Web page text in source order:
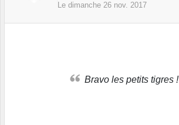
Le dimanche 26 nov. 2017
Bravo les petits tigres !